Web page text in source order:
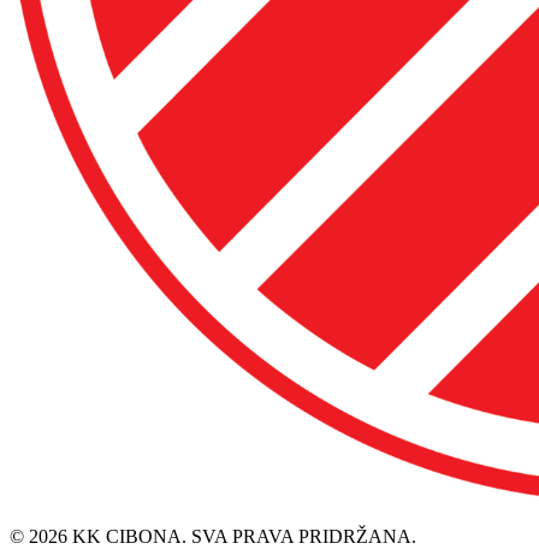
© 2026 KK CIBONA. SVA PRAVA PRIDRŽANA.